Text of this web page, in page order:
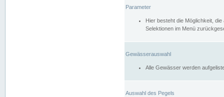
Parameter
Hier besteht die Möglichkeit,
Selektionen im Menü
Gewässerauswahl
Alle Gewässer werden
Auswahl des Pegels